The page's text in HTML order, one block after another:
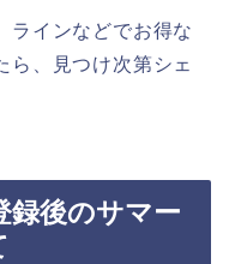
ラインなどでお得な
ら、見つけ次第シェ
録後のサマー